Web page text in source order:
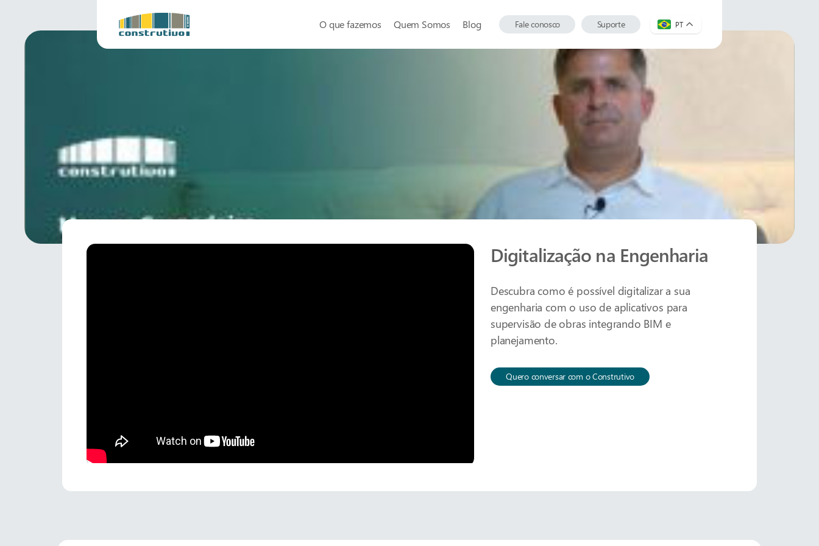
O que fazemos Quem Somos Blog Fale conosco Suporte PT
Digitalização na Engenharia
Descubra como é possível digitalizar a sua
engenharia com o uso de aplicativos para
supervisão de obras integrando BIM e
planejamento.
Quero conversar com o Construtivo